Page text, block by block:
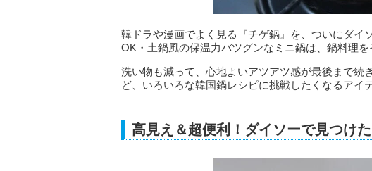
韓ドラや漫画でよく見る『チゲ鍋』を、ついにダイ
OK・土鍋風の保温力バツグンなミニ鍋は、鍋料理
洗い物も減って、心地よいアツアツ感が最後まで続
ど、いろいろな韓国鍋レシピに挑戦したくなるアイ
高見え＆超便利！ダイソーで見つけ